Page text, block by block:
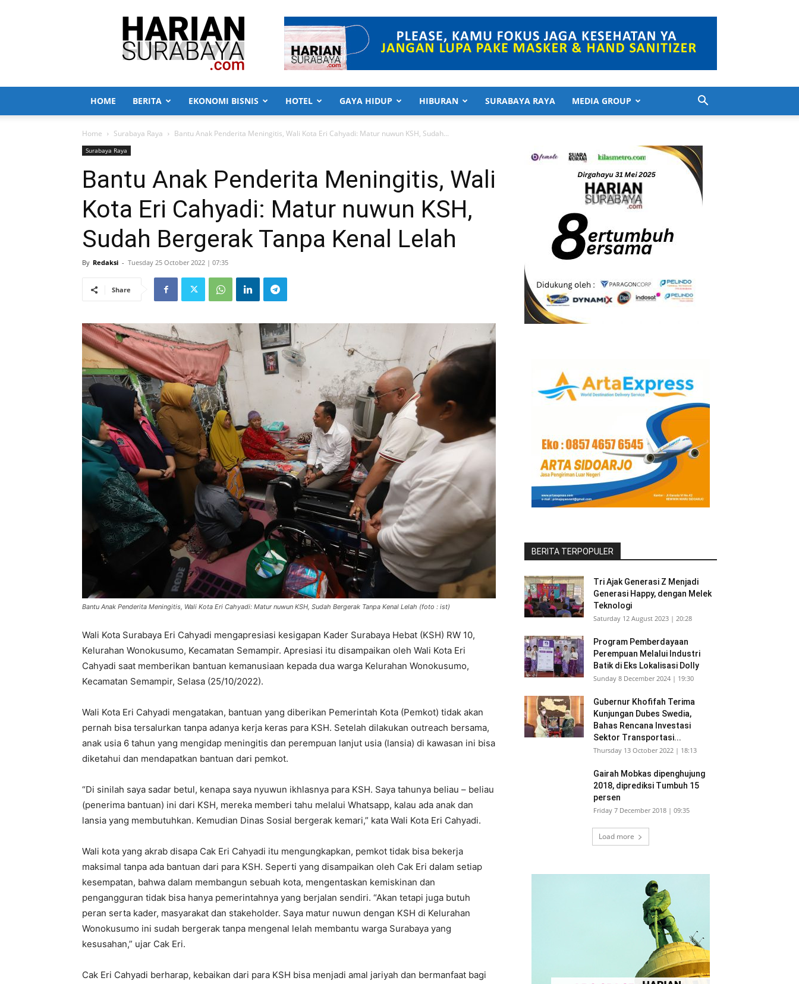
Harian
Surabaya
HOME BERITA EKONOMI BISNIS HOTEL GAYA HIDUP HIBURAN SURABAYA RAYA MEDIA GROUP
Home Surabaya Raya Bantu Anak Penderita Meningitis, Wali Kota Eri Cahyadi: Matur nuwun KSH, Sudah...
Surabaya Raya
Bantu Anak Penderita Meningitis, Wali
Kota Eri Cahyadi: Matur nuwun KSH,
Sudah Bergerak Tanpa Kenal Lelah
By Redaksi - Tuesday 25 October 2022 | 07:35
Share
Bantu Anak Penderita Meningitis, Wali Kota Eri Cahyadi: Matur nuwun KSH, Sudah Bergerak Tanpa Kenal Lelah (foto : ist)
Wali Kota Surabaya Eri Cahyadi mengapresiasi kesigapan Kader Surabaya Hebat (KSH) RW 10,
Kelurahan Wonokusumo, Kecamatan Semampir. Apresiasi itu disampaikan oleh Wali Kota Eri
Cahyadi saat memberikan bantuan kemanusiaan kepada dua warga Kelurahan Wonokusumo,
Kecamatan Semampir, Selasa (25/10/2022).
Wali Kota Eri Cahyadi mengatakan, bantuan yang diberikan Pemerintah Kota (Pemkot) tidak akan
pernah bisa tersalurkan tanpa adanya kerja keras para KSH. Setelah dilakukan outreach bersama,
anak usia 6 tahun yang mengidap meningitis dan perempuan lanjut usia (lansia) di kawasan ini bisa
diketahui dan mendapatkan bantuan dari pemkot.
“Di sinilah saya sadar betul, kenapa saya nyuwun ikhlasnya para KSH. Saya tahunya beliau – beliau
(penerima bantuan) ini dari KSH, mereka memberi tahu melalui Whatsapp, kalau ada anak dan
lansia yang membutuhkan. Kemudian Dinas Sosial bergerak kemari,” kata Wali Kota Eri Cahyadi.
Wali kota yang akrab disapa Cak Eri Cahyadi itu mengungkapkan, pemkot tidak bisa bekerja
maksimal tanpa ada bantuan dari para KSH. Seperti yang disampaikan oleh Cak Eri dalam setiap
kesempatan, bahwa dalam membangun sebuah kota, mengentaskan kemiskinan dan
pengangguran tidak bisa hanya pemerintahnya yang berjalan sendiri. “Akan tetapi juga butuh
peran serta kader, masyarakat dan stakeholder. Saya matur nuwun dengan KSH di Kelurahan
Wonokusumo ini sudah bergerak tanpa mengenal lelah membantu warga Surabaya yang
kesusahan,” ujar Cak Eri.
Cak Eri Cahyadi berharap, kebaikan dari para KSH bisa menjadi amal jariyah dan bermanfaat bagi
BERITA TERPOPULER
Tri Ajak Generasi Z Menjadi
Generasi Happy, dengan Melek
Teknologi
Saturday 12 August 2023 | 20:28
Program Pemberdayaan
Perempuan Melalui Industri
Batik di Eks Lokalisasi Dolly
Sunday 8 December 2024 | 19:30
Gubernur Khofifah Terima
Kunjungan Dubes Swedia,
Bahas Rencana Investasi
Sektor Transportasi...
Thursday 13 October 2022 | 18:13
Gairah Mobkas dipenghujung
2018, diprediksi Tumbuh 15
persen
Friday 7 December 2018 | 09:35
Load more